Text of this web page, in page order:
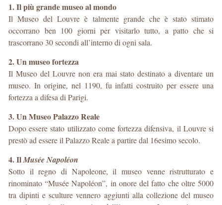
1. Il più grande museo al mondo
Il Museo del Louvre è talmente grande che è stato stimato
occorrano ben 100 giorni per visitarlo tutto, a patto che si
trascorrano 30 secondi all’interno di ogni sala.
2. Un museo fortezza
Il Museo del Louvre non era mai stato destinato a diventare un
museo. In origine, nel 1190, fu infatti costruito per essere una
fortezza a difesa di Parigi.
3. Un Museo Palazzo Reale
Dopo essere stato utilizzato come fortezza difensiva, il Louvre si
prestò ad essere il Palazzo Reale a partire dal 16esimo secolo.
4. IlMusée Napoléon
Sotto il regno di Napoleone, il museo venne ristrutturato e
rinominato “Musée Napoléon”, in onore del fatto che oltre 5000
tra dipinti e sculture vennero aggiunti alla collezione del museo